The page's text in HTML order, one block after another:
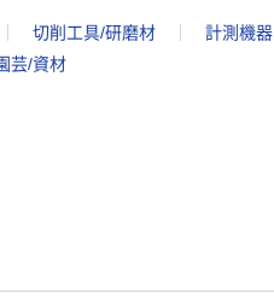
切削工具/研磨材 計測機器
芸/資材